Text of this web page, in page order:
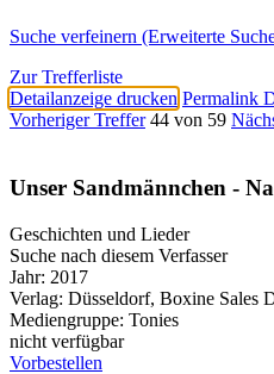
Suche verfeinern (Erweiterte
Zur Trefferliste
Detailanzeige drucken Permalink
Vorheriger Treffer 44 von 59
Unser Sandmännchen -
Geschichten und Lieder
Suche nach diesem Verfasser
Jahr: 2017
Verlag: Düsseldorf, Boxine Sales
Mediengruppe: Tonies
nicht verfügbar
Vorbestellen